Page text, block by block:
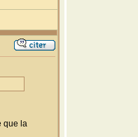
que la